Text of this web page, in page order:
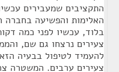
התקציבים שמעבירים
האלימות והפשיעה בחברה
צעירים נרצחו גם שם,
להעמיד לטיפול בבעיה
צעירים ערבים. המשטרה